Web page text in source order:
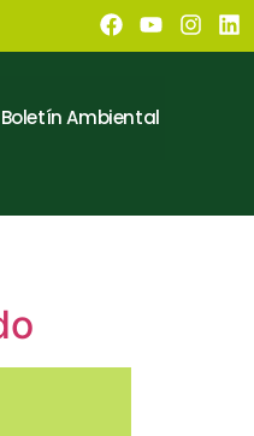
Boletín Ambiental